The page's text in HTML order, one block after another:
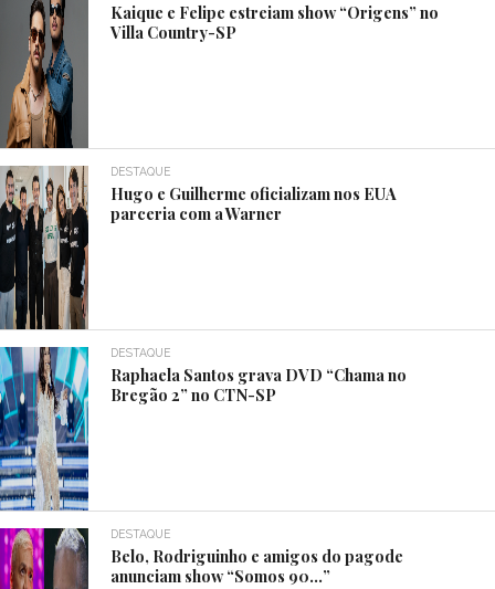
Kaique e Felipe estreiam show “Origens” no
Villa Country-SP
DESTAQUE
Hugo e Guilherme oficializam nos EUA
parceria com a Warner
DESTAQUE
Raphaela Santos grava DVD “Chama no
Bregão 2” no CTN-SP
DESTAQUE
Belo, Rodriguinho e amigos do pagode
anunciam show “Somos 90…”